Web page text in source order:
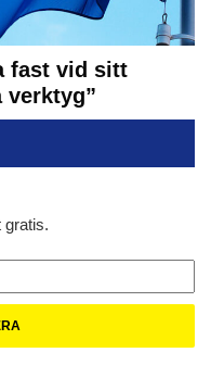
fast vid sitt
gratis.